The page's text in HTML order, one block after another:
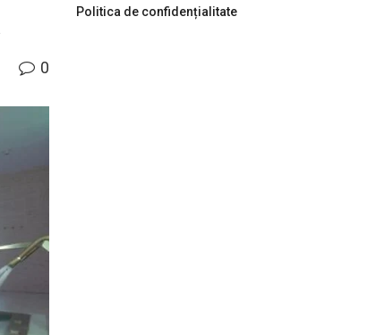
0
Politica de confidențialitate